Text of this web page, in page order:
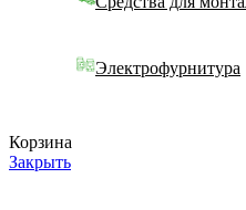
Электрофурнитура
Корзина
Закрыть